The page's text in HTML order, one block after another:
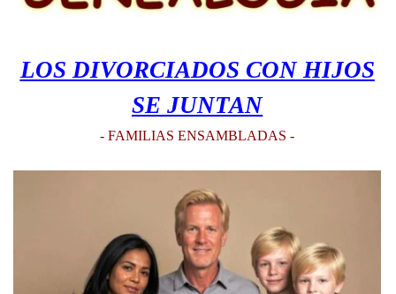
LOS DIVORCIADOS CON HIJOS
SE JUNTAN
- FAMILIAS ENSAMBLADAS -